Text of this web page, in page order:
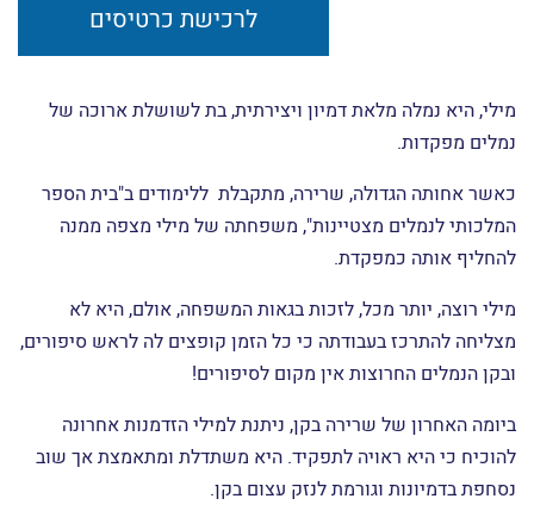
לרכישת כרטיסים
מילי, היא נמלה מלאת דמיון ויצירתית, בת לשושלת ארוכה של
נמלים מפקדות.
כאשר אחותה הגדולה, שרירה, מתקבלת ללימודים ב"בית הספר
המלכותי לנמלים מצטיינות", משפחתה של מילי מצפה ממנה
להחליף אותה כמפקדת.
מילי רוצה, יותר מכל, לזכות בגאות המשפחה, אולם, היא לא
מצליחה להתרכז בעבודתה כי כל הזמן קופצים לה לראש סיפורים,
ובקן הנמלים החרוצות אין מקום לסיפורים!
ביומה האחרון של שרירה בקן, ניתנת למילי הזדמנות אחרונה
להוכיח כי היא ראויה לתפקיד. היא משתדלת ומתאמצת אך שוב
נסחפת בדמיונות וגורמת לנזק עצום בקן.